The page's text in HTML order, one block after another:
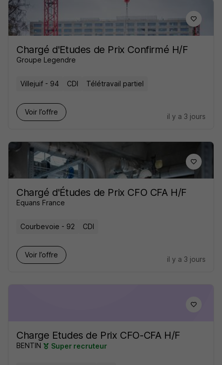
Chargé d'Etudes de Prix Confirmé H/F
Groupe Legendre
Villejuif - 94 CDI Télétravail partiel
Voir l’offre
il y a 3 jours
Chargé d'Études de Prix CFO CFA H/F
Equans France
Courbevoie - 92 CDI
Voir l’offre
il y a 3 jours
Charge Etudes de Prix CFO-CFA H/F
BENTIN Super recruteur